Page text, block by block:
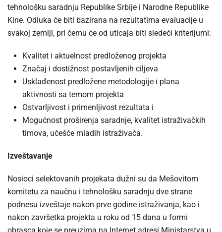
tehnološku saradnju Republike Srbije i Narodne Republike
Kine. Odluka će biti bazirana na rezultatima evaluacije u
svakoj zemlji, pri čemu će od uticaja biti sledeći kriterijumi:
Kvalitet i aktuelnost predloženog projekta
Značaj i dostižnost postavljenih ciljeva
Usklađenost predložene metodologije i plana
aktivnosti sa temom projekta
Ostvarljivost i primenljivost rezultata i
Mogućnost proširenja saradnje, kvalitet istraživačkih
timova, učešće mladih istraživača.
Izveštavanje
Nosioci selektovanih projekata dužni su da Mešovitom
komitetu za naučnu i tehnološku saradnju dve strane
podnesu izveštaje nakon prve godine istraživanja, kao i
nakon završetka projekta u roku od 15 dana u formi